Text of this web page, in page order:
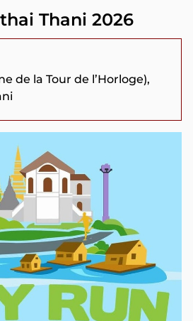
Thani 2026
de la Tour de l’Horloge),